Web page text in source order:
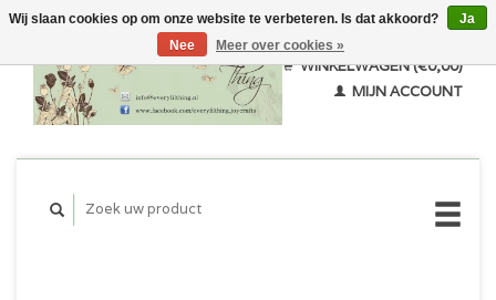
WINKELWAGEN (€0,00)
MIJN ACCOUNT
Wij slaan cookies op om onze website te verbeteren. Is dat akkoord?
Ja
Nee
Meer over cookies »